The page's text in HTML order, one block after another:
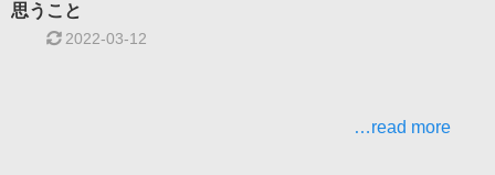
思うこと
2022-03-12
…read more